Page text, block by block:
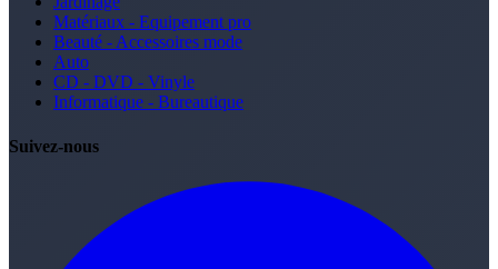
Matériaux - Equipement pro
Beauté - Accessoires mode
Auto
CD - DVD - Vinyle
Informatique - Bureautique
Suivez-nous